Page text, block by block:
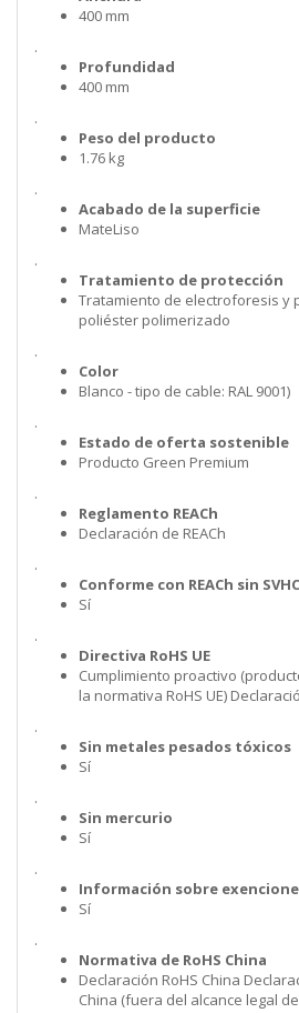
400 mm
.
Profundidad
400 mm
.
Peso del producto
1.76 kg
.
Acabado de la superficie
MateLiso
.
Tratamiento de protección
Tratamiento de electroforesis y
poliéster polimerizado
.
Color
Blanco - tipo de cable: RAL 9001)
.
Estado de oferta sostenible
Producto Green Premium
.
Reglamento REACh
Declaración de REACh
.
Conforme con REACh sin SVHC
Sí
.
Directiva RoHS UE
Cumplimiento proactivo
la normativa RoHS UE)
.
Sin metales pesados tóxicos
Sí
.
Sin mercurio
Sí
.
Información sobre
Sí
.
Normativa de RoHS China
Declaración RoHS China
China (fuera del alcance legal